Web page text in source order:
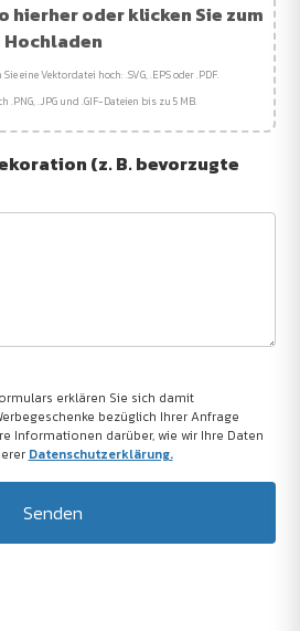
hierher oder klicken Sie zum
Hochladen
eine Vektordatei hoch: .SVG, .EPS oder .PDF.
.PNG, .JPG und .GIF-Dateien bis zu 5 MB.
(z. B. bevorzugte
erklären Sie sich damit
bezüglich Ihrer Anfrage
Informationen darüber, wie wir Ihre Daten
Datenschutzerklärung.
Senden